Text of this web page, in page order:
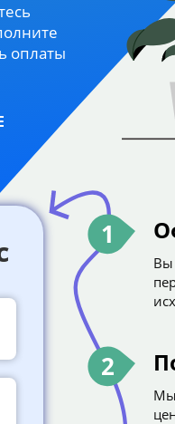
оплаты
1
Вы
2
Мы